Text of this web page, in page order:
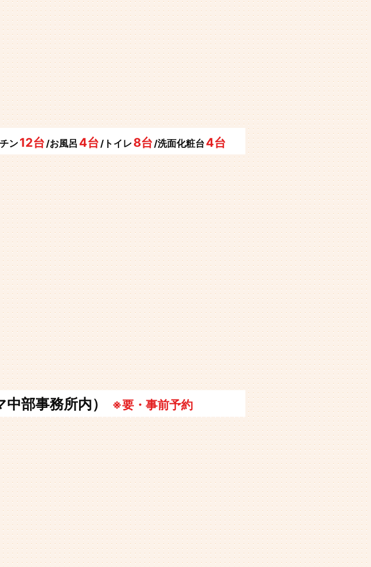
ン12台/お風呂 4台/トイレ 8台/洗面化粧台 4台
部事務所内） ※要・事前予約